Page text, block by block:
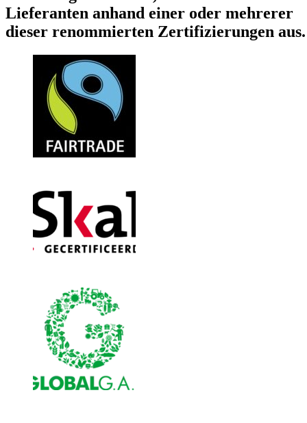
Lieferanten anhand einer oder mehrerer
dieser renommierten Zertifizierungen aus.